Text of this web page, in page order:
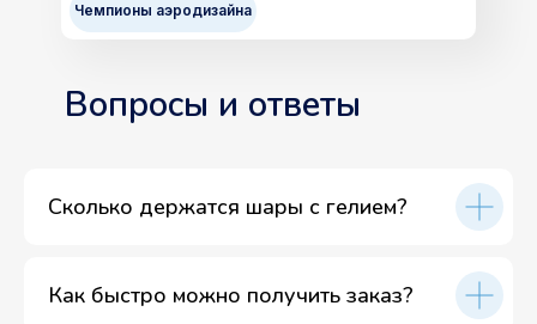
Чемпионы аэродизайна
Вопросы и ответы
Сколько держатся шары с гелием?
Как быстро можно получить заказ?